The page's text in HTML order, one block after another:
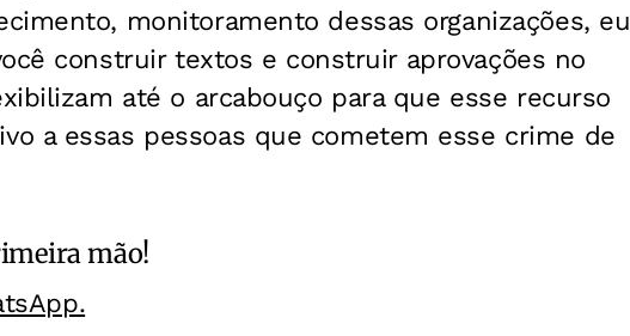
monitoramento dessas organizações, eu
construir textos e construir aprovações no
até o arcabouço para que esse recurso
a essas pessoas que cometem esse crime de
mão!